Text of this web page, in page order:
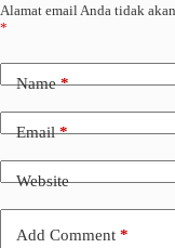
Alamat email Anda tidak
*
Name*
Email*
Website
Add Comment *